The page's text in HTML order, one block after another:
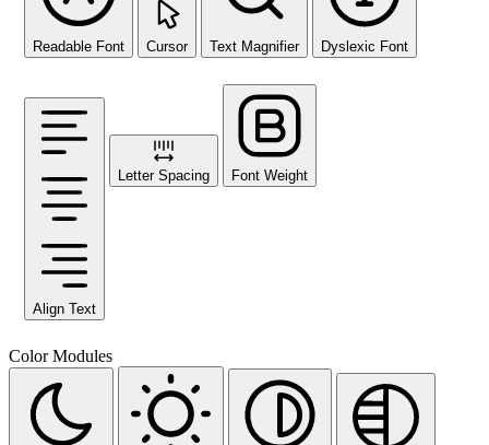
Readable Font Cursor Text Magnifier Dyslexic Font
Align Text
Letter Spacing Font Weight
Color Modules